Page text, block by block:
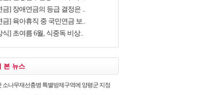
금] 장애연금의 등급 결정은 ..
금] 육아휴직 중 국민연금 보..
식] 초여름 6월, 식중독 비상..
본 뉴스
소나무재선충병 특별방제구역에 양평군 지정